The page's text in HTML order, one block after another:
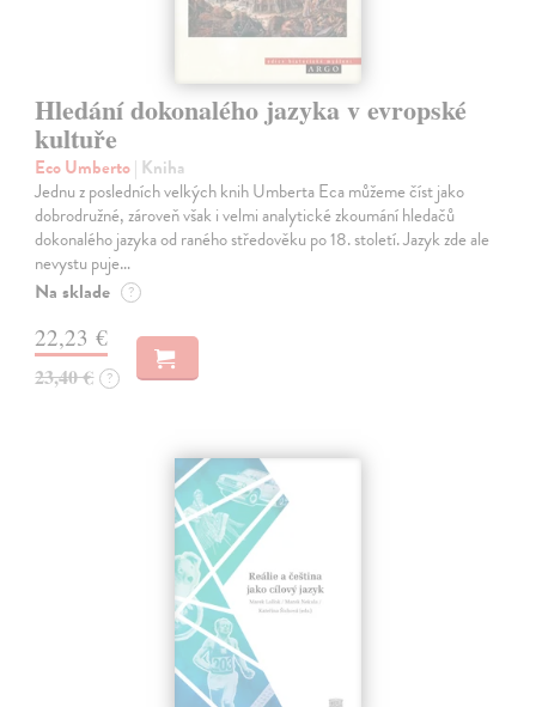
Hledání dokonalého jazyka v evropské
kultuře
Eco Umberto| Kniha
Jednu z posledních velkých knih Umberta Eca můžeme číst jako
dobrodružné, zároveň však i velmi analytické zkoumání hledačů
dokonalého jazyka od raného středověku po 18. století. Jazyk zde ale
nevystu puje…
Na sklade ?
22,23 €
23,40 € ?